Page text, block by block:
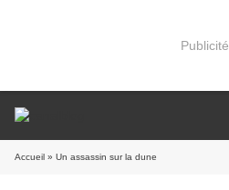
Publicité
Accueil » Un assassin sur la dune